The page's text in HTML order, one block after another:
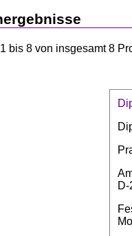
bis 8 von insgesamt 8